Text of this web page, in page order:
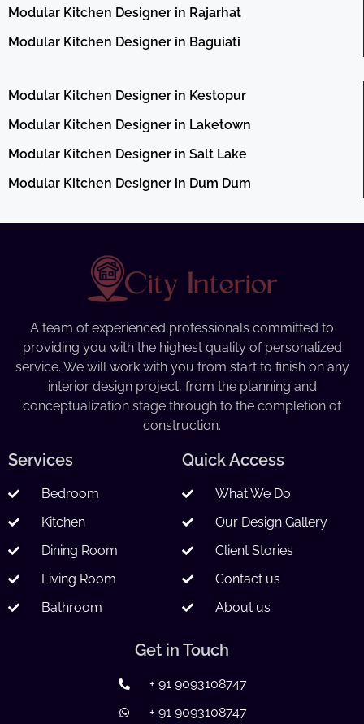
Modular Kitchen Designer in Rajarhat
Modular Kitchen Designer in Baguiati
Modular Kitchen Designer in Kestopur
Modular Kitchen Designer in Laketown
Modular Kitchen Designer in Salt Lake
Modular Kitchen Designer in Dum Dum
A team of experienced professionals committed to
providing you with the highest quality of personalized
service. We will work with you from start to finish on any
interior design project, from the planning and
conceptualization stage through to the completion of
construction.
Services
Bedroom
Kitchen
Dining Room
Living Room
Bathroom
Quick Access
What We Do
Our Design Gallery
Client Stories
Contact us
About us
Get in Touch
+ 91 9093108747
+ 91 9093108747